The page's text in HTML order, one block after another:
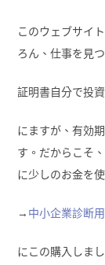
このウェブサイ
ろん、仕事を見
証明書自分で投
にますが、有効
す。だからこそ
に少しのお金を
→ 中小企業診断
にこの購入しま